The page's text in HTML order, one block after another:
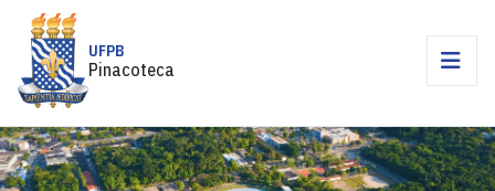
UFPB
Pinacoteca